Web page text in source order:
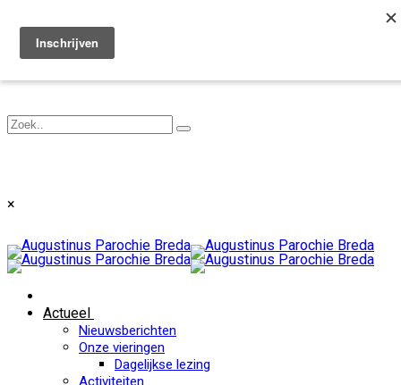
Toggle navigation
×
Actueel
Nieuwsberichten
Onze vieringen
Dagelijkse lezing
Activiteiten